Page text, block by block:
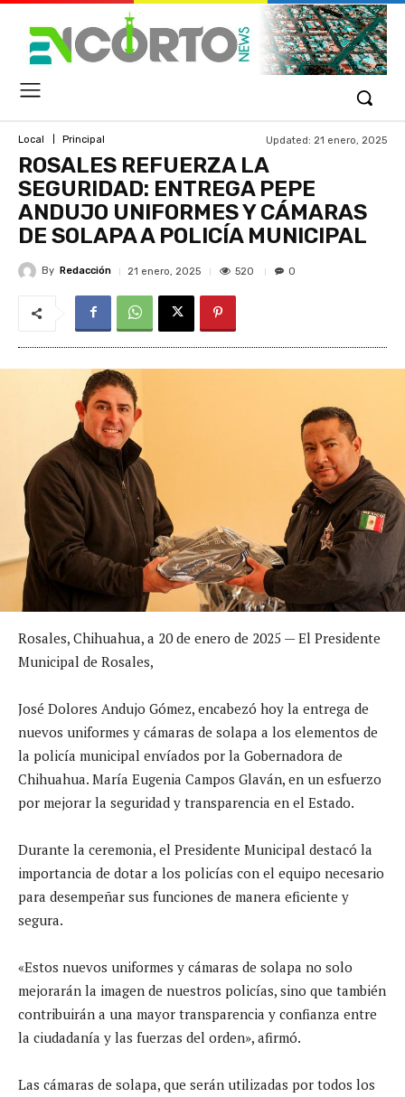
Local Principal Updated: 21 enero, 2025
ROSALES REFUERZA LA
SEGURIDAD: ENTREGA PEPE
ANDUJO UNIFORMES Y CÁMARAS
DE SOLAPA A POLICÍA MUNICIPAL
By Redacción 21 enero, 2025 520 0
Rosales, Chihuahua, a 20 de enero de 2025 — El Presidente
Municipal de Rosales,
José Dolores Andujo Gómez, encabezó hoy la entrega de
nuevos uniformes y cámaras de solapa a los elementos de
la policía municipal envíados por la Gobernadora de
Chihuahua. María Eugenia Campos Glaván, en un esfuerzo
por mejorar la seguridad y transparencia en el Estado.
Durante la ceremonia, el Presidente Municipal destacó la
importancia de dotar a los policías con el equipo necesario
para desempeñar sus funciones de manera eficiente y
segura.
«Estos nuevos uniformes y cámaras de solapa no solo
mejorarán la imagen de nuestros policías, sino que también
contribuirán a una mayor transparencia y confianza entre
la ciudadanía y las fuerzas del orden», afirmó.
Las cámaras de solapa, que serán utilizadas por todos los